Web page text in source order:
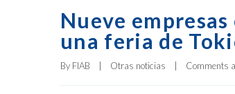
Nueve
una feria de
By FIAB Otras noticias Comments